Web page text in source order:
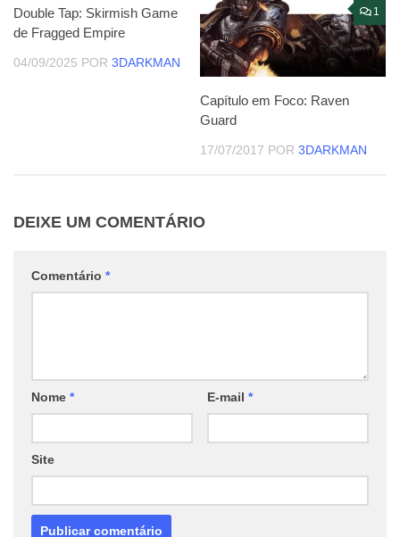
Double Tap: Skirmish Game
de Fragged Empire
04/09/2025 POR 3DARKMAN
1
Capítulo em Foco: Raven
Guard
17/07/2017 POR 3DARKMAN
DEIXE UM COMENTÁRIO
Comentário *
Nome * E-mail *
Site